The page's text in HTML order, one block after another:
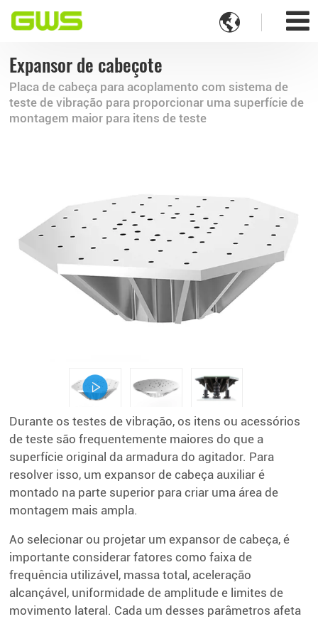

Expansor de cabeçote
Placa de cabeça para acoplamento com sistema de
teste de vibração para proporcionar uma superfície de
montagem maior para itens de teste
Durante os testes de vibração, os itens ou acessórios
de teste são frequentemente maiores do que a
superfície original da armadura do agitador. Para
resolver isso, um expansor de cabeça auxiliar é
montado na parte superior para criar uma área de
montagem mais ampla.
Ao selecionar ou projetar um expansor de cabeça, é
importante considerar fatores como faixa de
frequência utilizável, massa total, aceleração
alcançável, uniformidade de amplitude e limites de
movimento lateral. Cada um desses parâmetros afeta